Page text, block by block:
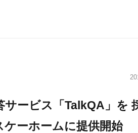
ービス「TalkQA」を
ーホームに提供開始